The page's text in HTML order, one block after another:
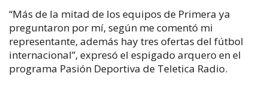
“Más de la mitad de los equipos de Primera ya
preguntaron por mí, según me comentó mi
representante, además hay tres ofertas del fútbol
internacional”, expresó el espigado arquero en el
programa Pasión Deportiva de Teletica Radio.